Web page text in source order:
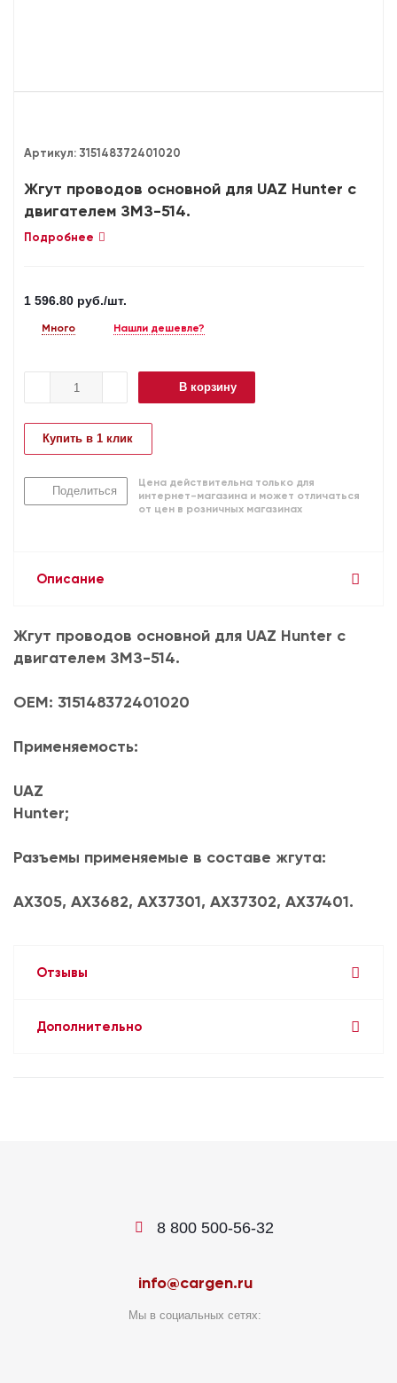
Артикул: 315148372401020
Жгут проводов основной для UAZ Hunter с
двигателем ЗМЗ-514.
Подробнее
1 596.80 руб./шт.
Много Нашли дешевле?
В корзину
Купить в 1 клик
Поделиться
Цена действительна только для
интернет-магазина и может отличаться
от цен в розничных магазинах
Описание
Жгут проводов основной для UAZ Hunter с
двигателем ЗМЗ-514.
OEM: 315148372401020
Применяемость:
UAZ
Hunter;
Разъемы применяемые в составе жгута:
AX305, AX3682, AX37301, AX37302, AX37401.
Отзывы
Дополнительно
8 800 500-56-32
info@cargen.ru
Мы в социальных сетях: